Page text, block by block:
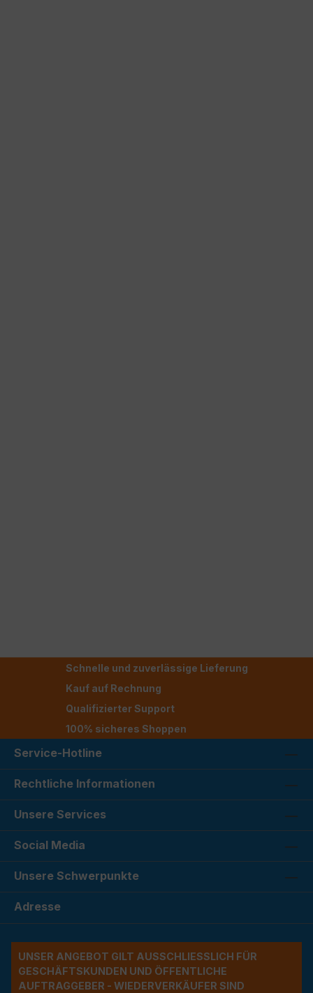
Schnelle und zuverlässige Lieferung
Kauf auf Rechnung
Qualifizierter Support
100% sicheres Shoppen
Service-Hotline
Rechtliche Informationen
Unsere Services
Social Media
Unsere Schwerpunkte
Adresse
UNSER ANGEBOT GILT AUSSCHLIESSLICH FÜR G
ESCHÄFTSKUNDEN UND ÖFFENTLICHE A
UFTRAGGEBER - WIEDERVERKÄUFER SIND A